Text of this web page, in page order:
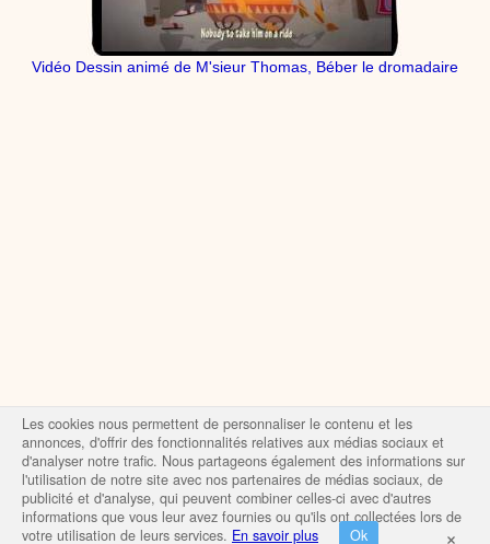
Vidéo Dessin animé de M'sieur Thomas, Béber le dromadaire
Les cookies nous permettent de personnaliser le contenu et les
annonces, d'offrir des fonctionnalités relatives aux médias sociaux et
d'analyser notre trafic. Nous partageons également des informations sur
l'utilisation de notre site avec nos partenaires de médias sociaux, de
publicité et d'analyse, qui peuvent combiner celles-ci avec d'autres
informations que vous leur avez fournies ou qu'ils ont collectées lors de
votre utilisation de leurs services. En savoir plus Ok ×